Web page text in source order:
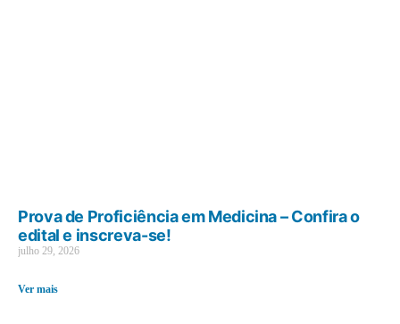
Prova de Proficiência em Medicina – Confira o
edital e inscreva-se!
julho 29, 2026
Ver mais